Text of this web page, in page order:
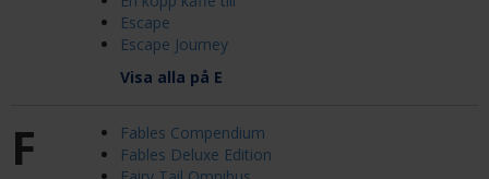
Escape
Escape Journey
Visa alla på E
F
Fables Compendium
Fables Deluxe Edition